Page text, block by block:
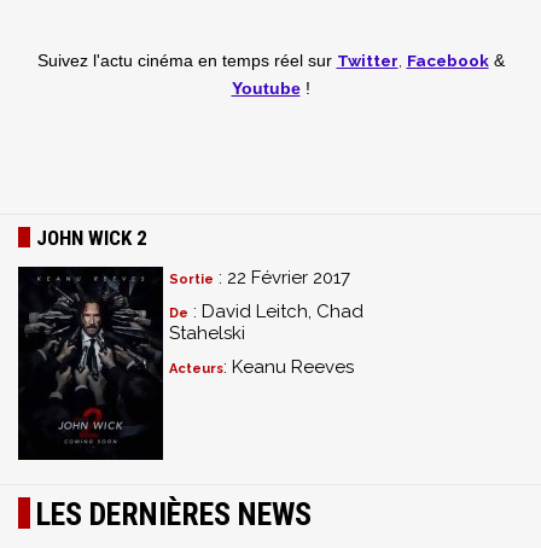
Suivez l'actu cinéma en temps réel sur Twitter Facebook&
Youtube!
JOHN WICK 2
Sortie : 22 Février 2017
De : David Leitch, Chad
Stahelski
Acteurs: Keanu Reeves
LES DERNIÈRES NEWS